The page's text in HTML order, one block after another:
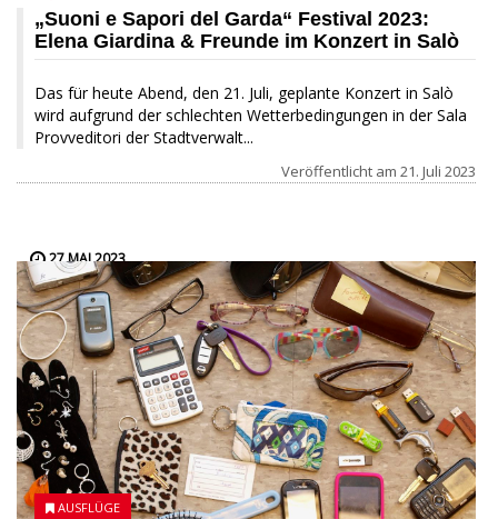
„Suoni e Sapori del Garda“ Festival 2023:
Elena Giardina & Freunde im Konzert in Salò
Das für heute Abend, den 21. Juli, geplante Konzert in Salò
wird aufgrund der schlechten Wetterbedingungen in der Sala
Provveditori der Stadtverwalt...
Veröffentlicht am 21. Juli 2023
27 MAI 2023
AUSFLÜGE